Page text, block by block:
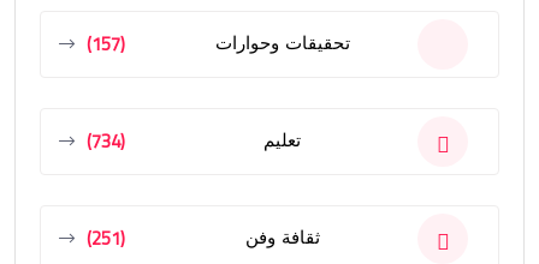
تحقيقات وحوارات (157)
تعليم (734)
ثقافة وفن (251)